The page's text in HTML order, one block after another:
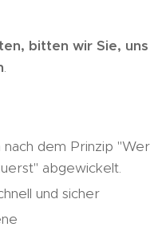
bitten wir Sie, uns
.
dem Prinzip "Wer
abgewickelt.
und sicher